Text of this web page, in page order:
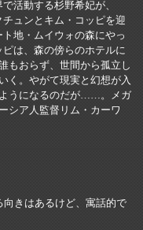
活動する杉野希妃が、
チュンとキム・コッピを迎
地・ムイウォの森にやっ
は、森の傍らのホテルに
もおらず、世間から孤立し
く。やがて現実と幻想が入
ようになるのだが……。メガ
シア人監督リム・カーワ
きはあるけど、寓話的で